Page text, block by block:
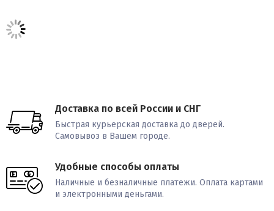
Доставка по всей России и СНГ
Быстрая курьерская доставка до дверей.
Самовывоз в Вашем городе.
Удобные способы оплаты
Наличные и безналичные платежи. Оплата картами
и электронными деньгами.